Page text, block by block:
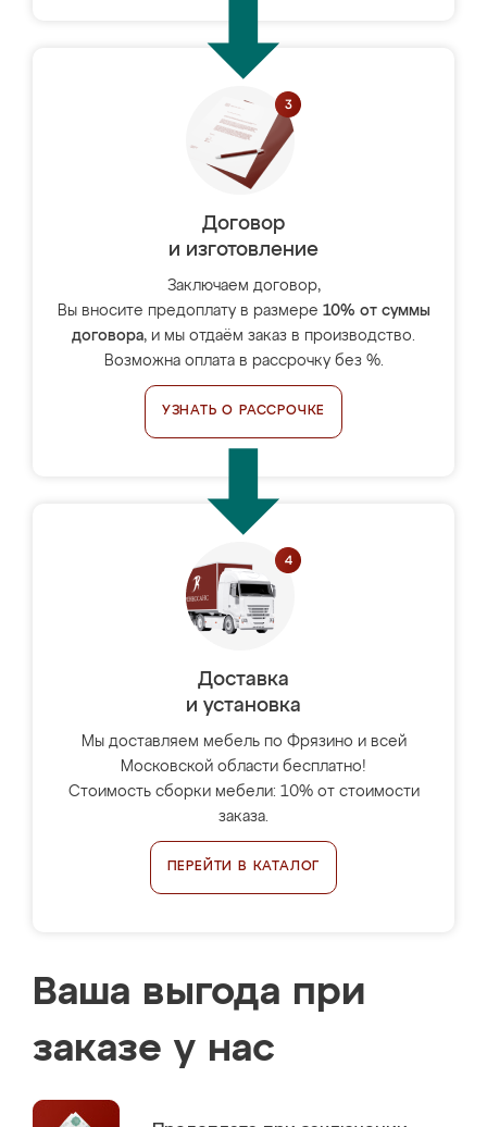
Договор
и изготовление
Заключаем договор,
Вы вносите предоплату в размере 10% от суммы
договора, и мы отдаём заказ в производство.
Возможна оплата в рассрочку без %.
УЗНАТЬ О РАССРОЧКЕ
Доставка
и установка
Мы доставляем мебель по Фрязино и всей
Московской области бесплатно!
Стоимость сборки мебели: 10% от стоимости
заказа.
ПЕРЕЙТИ В КАТАЛОГ
Ваша выгода при
заказе у нас